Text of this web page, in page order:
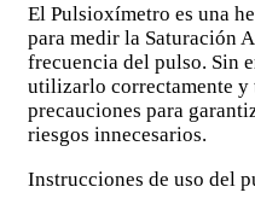
El Pulsioxímetro es una
para medir la Saturación
frecuencia del pulso. Sin
utilizarlo correctamente y
precauciones para
riesgos innecesarios.
Instrucciones de uso del